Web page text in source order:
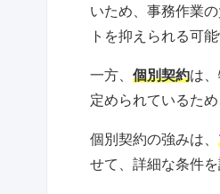
いため、事務作業
トを抑えられる可
一方、 個別契約は
定められているた
個別契約の強みは、
せて、詳細な条件